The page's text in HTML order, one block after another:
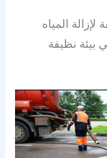
المياه
بيئة نظيفة